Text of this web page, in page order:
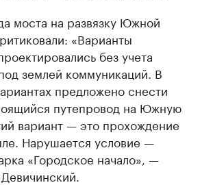
моста на развязку Южной
«Варианты
без учета
землей коммуникаций. В
предложено снести
путепровод на Южную
вариант — это прохождение
Нарушается условие —
«Городское начало», —